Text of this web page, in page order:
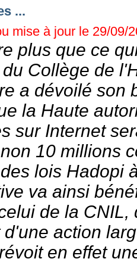
...
mise à jour le 29/09/
plus que ce
Collège de
a dévoilé son
la Haute
sur Internet
10 millions
lois Hadopi
va ainsi
de la
action
en effet